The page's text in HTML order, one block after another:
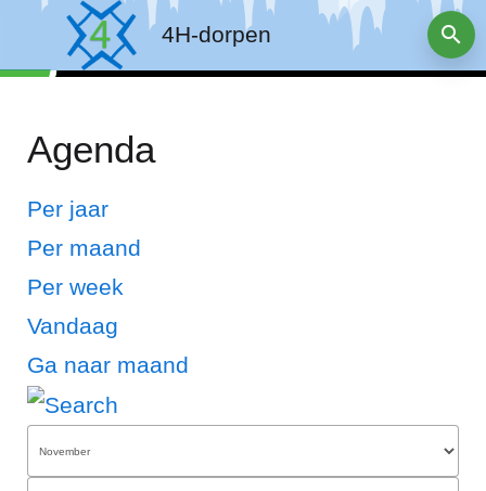
4H-dorpen
Agenda
Per jaar
Per maand
Per week
Vandaag
Ga naar maand